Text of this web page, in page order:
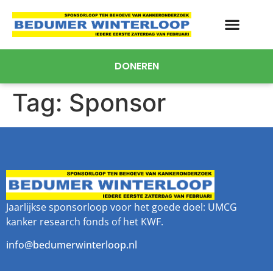
DONEREN
Tag: Sponsor
Jaarlijkse sponsorloop voor het goede doel: UMCG
kanker research fonds of het KWF.
info@bedumerwinterloop.nl